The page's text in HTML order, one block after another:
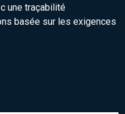
une traçabilité
basée sur les exigences